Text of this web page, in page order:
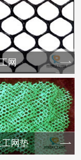
网
工网垫